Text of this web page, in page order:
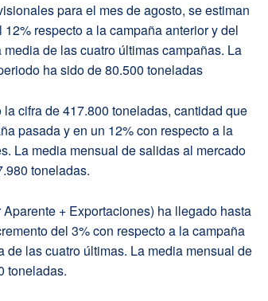
para el mes de agosto, se estiman
respecto a la campaña anterior y del
de las cuatro últimas campañas. La
ha sido de 80.500 toneladas
cifra de 417.800 toneladas, cantidad que
pasada y en un 12% con respecto a la
La media mensual de salidas al mercado
toneladas.
+ Exportaciones) ha llegado hasta
del 3% con respecto a la campaña
las cuatro últimas. La media mensual de
toneladas.